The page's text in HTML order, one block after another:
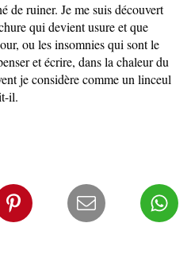
de ruiner. Je me suis découvert
qui devient usure et que
ou les insomnies qui sont le
et écrire, dans la chaleur du
je considère comme un linceul
il.